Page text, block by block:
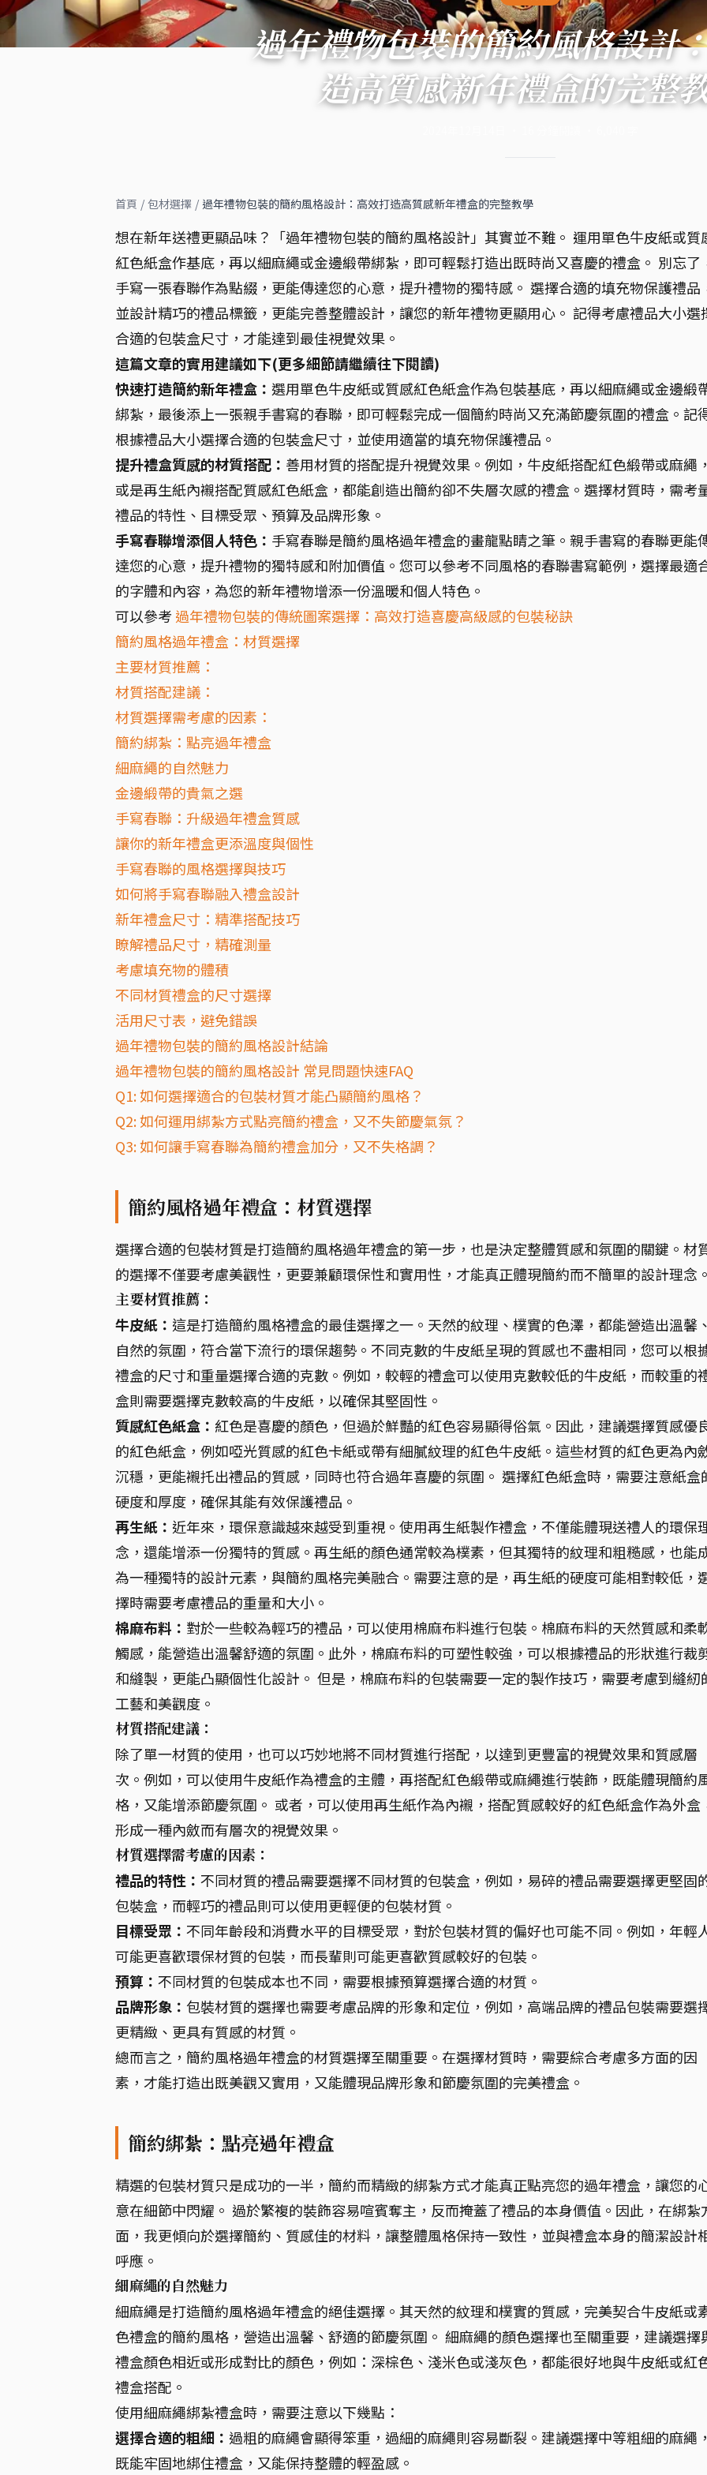
過年禮物包裝的簡約風格設計
造高質感新年禮盒的完整
首頁 / 包材選擇 / 過年禮物包裝的簡約風格設計：高效打造高質感新年禮盒的完整教學
想在新年送禮更顯品味？「過年禮物包裝的簡約風格設計」其實並不難。 運用單色牛皮紙或質
紅色紙盒作基底，再以細麻繩或金邊緞帶綁紮，即可輕鬆打造出既時尚又喜慶的禮盒。 別忘了
手寫一張春聯作為點綴，更能傳達您的心意，提升禮物的獨特感。 選擇合適的填充物保護禮品
並設計精巧的禮品標籤，更能完善整體設計，讓您的新年禮物更顯用心。 記得考慮禮品大小選
合適的包裝盒尺寸，才能達到最佳視覺效果。
這篇文章的實用建議如下(更多細節請繼續往下閱讀)
快速打造簡約新年禮盒： 選用單色牛皮紙或質感紅色紙盒作為包裝基底，再以細麻繩或金邊緞
綁紮，最後添上一張親手書寫的春聯，即可輕鬆完成一個簡約時尚又充滿節慶氛圍的禮盒。記
根據禮品大小選擇合適的包裝盒尺寸，並使用適當的填充物保護禮品。
提升禮盒質感的材質搭配： 善用材質的搭配提升視覺效果。例如，牛皮紙搭配紅色緞帶或麻繩，
或是再生紙內襯搭配質感紅色紙盒，都能創造出簡約卻不失層次感的禮盒。選擇材質時，需考
禮品的特性、目標受眾、預算及品牌形象。
手寫春聯增添個人特色： 手寫春聯是簡約風格過年禮盒的畫龍點睛之筆。親手書寫的春聯更能
達您的心意，提升禮物的獨特感和附加價值。您可以參考不同風格的春聯書寫範例，選擇最適
的字體和內容，為您的新年禮物增添一份溫暖和個人特色。
可以參考 過年禮物包裝的傳統圖案選擇：高效打造喜慶高級感的包裝秘訣
簡約風格過年禮盒：材質選擇
主要材質推薦：
材質搭配建議：
材質選擇需考慮的因素：
簡約綁紮：點亮過年禮盒
細麻繩的自然魅力
金邊緞帶的貴氣之選
手寫春聯：升級過年禮盒質感
讓你的新年禮盒更添溫度與個性
手寫春聯的風格選擇與技巧
如何將手寫春聯融入禮盒設計
新年禮盒尺寸：精準搭配技巧
瞭解禮品尺寸，精確測量
考慮填充物的體積
不同材質禮盒的尺寸選擇
活用尺寸表，避免錯誤
過年禮物包裝的簡約風格設計結論
過年禮物包裝的簡約風格設計 常見問題快速FAQ
Q1: 如何選擇適合的包裝材質才能凸顯簡約風格？
Q2: 如何運用綁紮方式點亮簡約禮盒，又不失節慶氣氛？
Q3: 如何讓手寫春聯為簡約禮盒加分，又不失格調？
簡約風格過年禮盒：材質選擇
選擇合適的包裝材質是打造簡約風格過年禮盒的第一步，也是決定整體質感和氛圍的關鍵。材
的選擇不僅要考慮美觀性，更要兼顧環保性和實用性，才能真正體現簡約而不簡單的設計理念。
主要材質推薦：
牛皮紙： 這是打造簡約風格禮盒的最佳選擇之一。天然的紋理、樸實的色澤，都能營造出溫馨、
自然的氛圍，符合當下流行的環保趨勢。不同克數的牛皮紙呈現的質感也不盡相同，您可以根
禮盒的尺寸和重量選擇合適的克數。例如，較輕的禮盒可以使用克數較低的牛皮紙，而較重的
盒則需要選擇克數較高的牛皮紙，以確保其堅固性。
質感紅色紙盒： 紅色是喜慶的顏色，但過於鮮豔的紅色容易顯得俗氣。因此，建議選擇質感優
的紅色紙盒，例如啞光質感的紅色卡紙或帶有細膩紋理的紅色牛皮紙。這些材質的紅色更為內
沉穩，更能襯托出禮品的質感，同時也符合過年喜慶的氛圍。 選擇紅色紙盒時，需要注意紙盒
硬度和厚度，確保其能有效保護禮品。
再生紙： 近年來，環保意識越來越受到重視。使用再生紙製作禮盒，不僅能體現送禮人的環保
念，還能增添一份獨特的質感。再生紙的顏色通常較為樸素，但其獨特的紋理和粗糙感，也能
為一種獨特的設計元素，與簡約風格完美融合。需要注意的是，再生紙的硬度可能相對較低，
擇時需要考慮禮品的重量和大小。
棉麻布料： 對於一些較為輕巧的禮品，可以使用棉麻布料進行包裝。棉麻布料的天然質感和柔
觸感，能營造出溫馨舒適的氛圍。此外，棉麻布料的可塑性較強，可以根據禮品的形狀進行裁
和縫製，更能凸顯個性化設計。 但是，棉麻布料的包裝需要一定的製作技巧，需要考慮到縫紉
工藝和美觀度。
材質搭配建議：
除了單一材質的使用，也可以巧妙地將不同材質進行搭配，以達到更豐富的視覺效果和質感層
次。例如，可以使用牛皮紙作為禮盒的主體，再搭配紅色緞帶或麻繩進行裝飾，既能體現簡約
格，又能增添節慶氛圍。 或者，可以使用再生紙作為內襯，搭配質感較好的紅色紙盒作為外盒
形成一種內斂而有層次的視覺效果。
材質選擇需考慮的因素：
禮品的特性： 不同材質的禮品需要選擇不同材質的包裝盒，例如，易碎的禮品需要選擇更堅固
包裝盒，而輕巧的禮品則可以使用更輕便的包裝材質。
目標受眾： 不同年齡段和消費水平的目標受眾，對於包裝材質的偏好也可能不同。例如，年輕
可能更喜歡環保材質的包裝，而長輩則可能更喜歡質感較好的包裝。
預算： 不同材質的包裝成本也不同，需要根據預算選擇合適的材質。
品牌形象： 包裝材質的選擇也需要考慮品牌的形象和定位，例如，高端品牌的禮品包裝需要選
更精緻、更具有質感的材質。
總而言之，簡約風格過年禮盒的材質選擇至關重要。在選擇材質時，需要綜合考慮多方面的因
素，才能打造出既美觀又實用，又能體現品牌形象和節慶氛圍的完美禮盒。
簡約綁紮：點亮過年禮盒
精選的包裝材質只是成功的一半，簡約而精緻的綁紮方式才能真正點亮您的過年禮盒，讓您的
意在細節中閃耀。 過於繁複的裝飾容易喧賓奪主，反而掩蓋了禮品的本身價值。因此，在綁紮
面，我更傾向於選擇簡約、質感佳的材料，讓整體風格保持一致性，並與禮盒本身的簡潔設計
呼應。
細麻繩的自然魅力
細麻繩是打造簡約風格過年禮盒的絕佳選擇。其天然的紋理和樸實的質感，完美契合牛皮紙或
色禮盒的簡約風格，營造出溫馨、舒適的節慶氛圍。 細麻繩的顏色選擇也至關重要，建議選擇
禮盒顏色相近或形成對比的顏色，例如：深棕色、淺米色或淺灰色，都能很好地與牛皮紙或紅
禮盒搭配。
使用細麻繩綁紮禮盒時，需要注意以下幾點：
選擇合適的粗細： 過粗的麻繩會顯得笨重，過細的麻繩則容易斷裂。建議選擇中等粗細的麻繩，
既能牢固地綁住禮盒，又能保持整體的輕盈感。